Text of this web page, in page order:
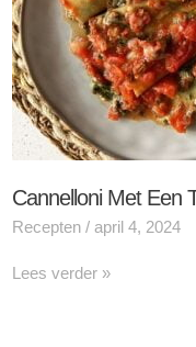
Cannelloni Met Een
Recepten / april 4, 2024
Lees verder »